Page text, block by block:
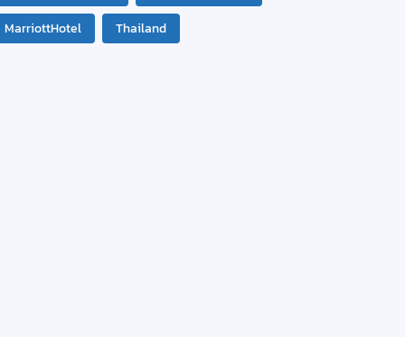
MarriottHotel
Thailand